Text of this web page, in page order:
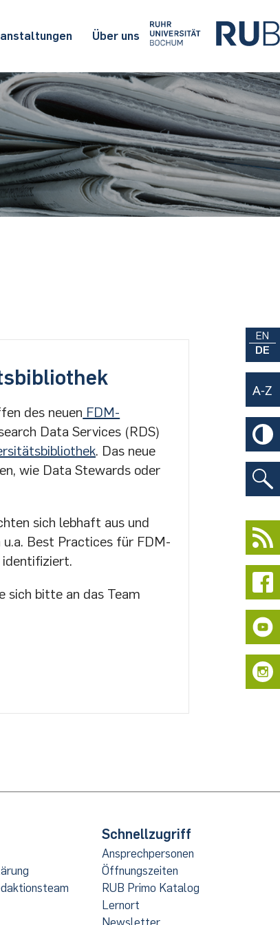
Über uns
des neuen FDM-
Data Services (RDS)
. Das neue
wie Data Stewards oder
sich lebhaft aus und
Best Practices für FDM-
identifiziert.
sich bitte an das Team
EN
DE
Schnellzugriff
Ansprechpersonen
Öffnungszeiten
RUB Primo Katalog
Lernort